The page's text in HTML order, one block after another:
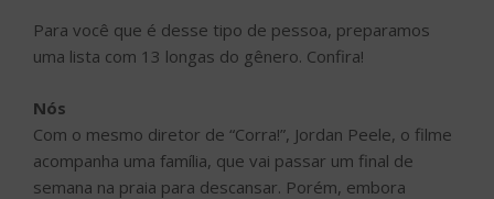
Para você que é desse tipo de pessoa, preparamos
uma lista com 13 longas do gênero. Confira!
Nós
Com o mesmo diretor de “Corra!”, Jordan Peele, o filme
acompanha uma família, que vai passar um final de
semana na praia para descansar. Porém, embora